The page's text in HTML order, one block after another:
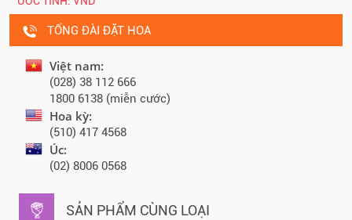
TỔNG ĐÀI ĐẶT HOA
Việt nam:
(028) 38 112 666
1800 6138 (miễn cước)
Hoa kỳ:
(510) 417 4568
Úc:
(02) 8006 0568
SẢN PHẨM CÙNG LOẠI